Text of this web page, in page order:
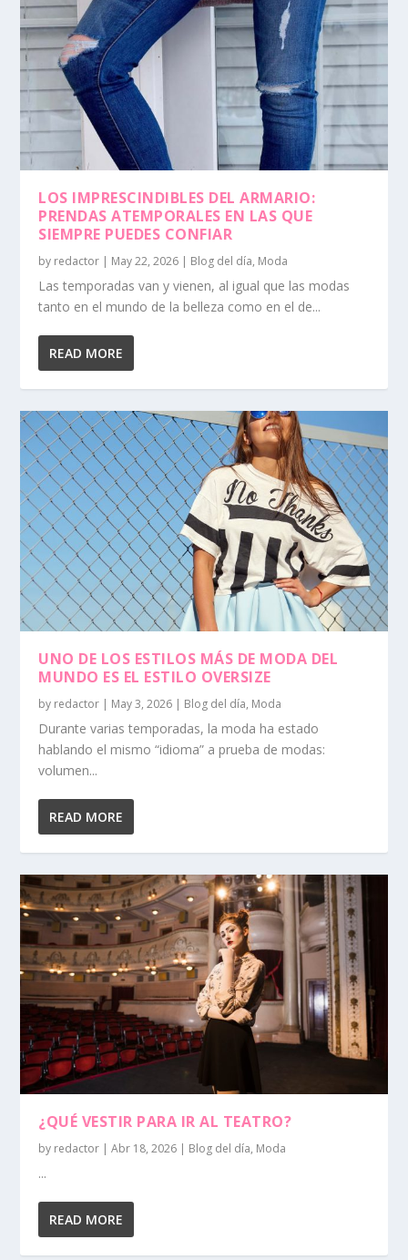
LOS IMPRESCINDIBLES DEL ARMARIO:
PRENDAS ATEMPORALES EN LAS QUE
SIEMPRE PUEDES CONFIAR
by redactor | May 22, 2026 | Blog del día, Moda
Las temporadas van y vienen, al igual que las modas
tanto en el mundo de la belleza como en el de...
READ MORE
UNO DE LOS ESTILOS MÁS DE MODA DEL
MUNDO ES EL ESTILO OVERSIZE
by redactor | May 3, 2026 | Blog del día, Moda
Durante varias temporadas, la moda ha estado
hablando el mismo “idioma” a prueba de modas:
volumen...
READ MORE
¿QUÉ VESTIR PARA IR AL TEATRO?
by redactor |Abr 18, 2026 | Blog del día, Moda
...
READ MORE